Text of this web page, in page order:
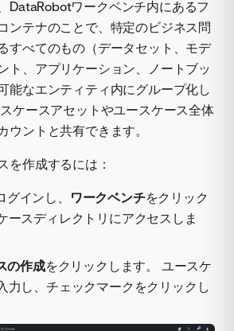
DataRobotワークベンチ内にあるフ
ンテナのことで、特定のビジネス問
すべてのもの（データセット、モデ
ト、アプリケーション、ノートブッ
能なエンティティ内にグループ化し
ケースアセットやユースケース全体
ウントと共有できます。
を作成するには：
インし、 ワークベンチをクリック
ースディレクトリにアクセスしま
の作成をクリックします。 ユースケ
力し、チェックマークをクリックし